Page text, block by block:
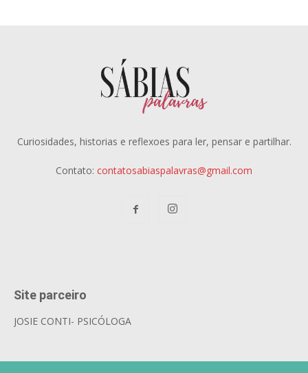
Curiosidades, historias e reflexoes para ler, pensar e partilhar.
Contato: contatosabiaspalavras@gmail.com
Site parceiro
JOSIE CONTI- PSICÓLOGA